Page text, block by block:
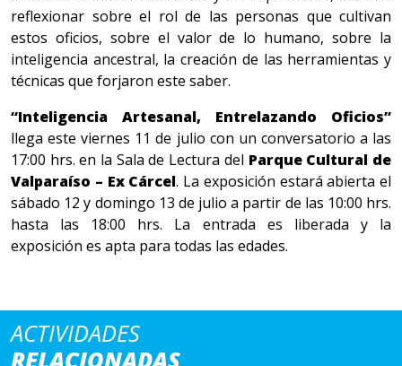
reflexionar sobre el rol de las personas que cultivan
estos oficios, sobre el valor de lo humano, sobre la
inteligencia ancestral, la creación de las herramientas y
técnicas que forjaron este saber.
“Inteligencia Artesanal, Entrelazando Oficios”
llega este viernes 11 de julio con un conversatorio a las
17:00 hrs. en la Sala de Lectura del Parque Cultural de
Valparaíso – Ex Cárcel. La exposición estará abierta el
sábado 12 y domingo 13 de julio a partir de las 10:00 hrs.
hasta las 18:00 hrs. La entrada es liberada y la
exposición es apta para todas las edades.
ACTIVIDADES